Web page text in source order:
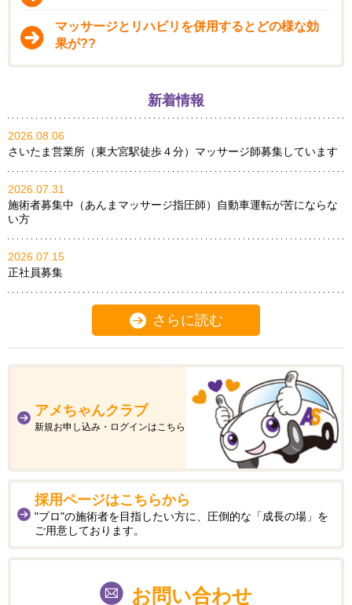
マッサージとリハビリを併用するとどの様な効
果が??
新着情報
2026.08.06
さいたま営業所（東大宮駅徒歩４分）マッサージ師募集しています
2026.07.31
施術者募集中（あんまマッサージ指圧師）自動車運転が苦にならな
い方
2026.07.15
正社員募集
さらに読む
アメちゃんクラブ
新規お申し込み・ログインはこちら
採用ページはこちらから
"プロ"の施術者を目指したい方に、圧倒的な「成長の場」を
ご用意しております。
お問い合わせ